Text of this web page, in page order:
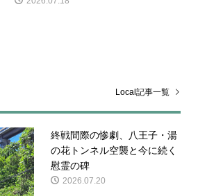
Local記事一覧
終戦間際の惨劇、八王子・湯
の花トンネル空襲と今に続く
慰霊の碑
2026.07.20